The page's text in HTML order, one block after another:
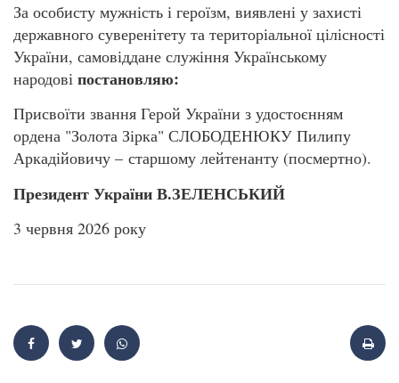
За особисту мужність і героїзм, виявлені у захисті
державного суверенітету та територіальної цілісності
України, самовіддане служіння Українському
народові постановляю:
Присвоїти звання Герой України з удостоєнням
ордена "Золота Зірка" СЛОБОДЕНЮКУ Пилипу
Аркадійовичу – старшому лейтенанту (посмертно).
Президент України В.ЗЕЛЕНСЬКИЙ
3 червня 2026 року